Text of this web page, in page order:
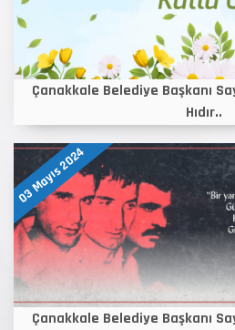
Çanakkale Belediye Başkanı
Hıdır..
03 Mayıs 2024
Çanakkale Belediye Başkanı